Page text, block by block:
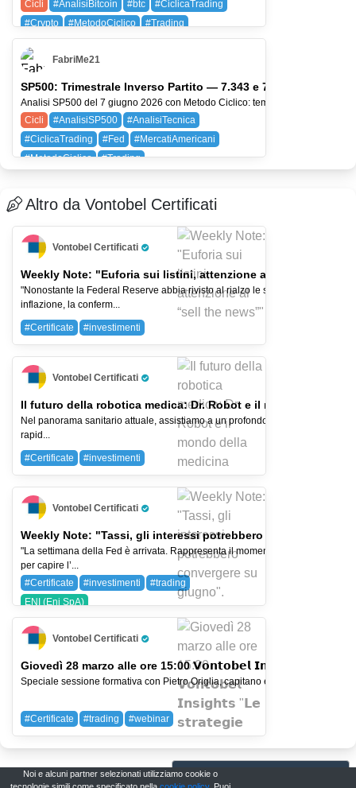
Cicli
#AnalisiBitcoin #btc
#CiclicaTrading
#Crypto
#MetodoCiclico
#Trading
AMZN (Amazon.com, Inc.)
BTC (BITCOIN)
SQ (BLOCK)
FabriMe21
SP500: Trimestrale Inverso Partito — 7.343 e 7.098 i Livelli
Analisi SP500 del 7 giugno 2026 con Metodo Ciclico: tempo, struttura,
Cicli
#AnalisiSP500
#AnalisiTecnica
#CiclicaTrading
#Fed
#MercatiAmericani
#MetodoCiclico
#Trading
SPX (SP 500)
Altro da Vontobel Certificati
Vontobel Certificati
Pro Trader
Weekly Note: "Euforia sui listini, attenzione al “sell the
"Nonostante la Federal Reserve abbia rivisto al rialzo le stime di crescita e
inflazione, la conferm...
#Certificate #investimenti
Vontobel Certificati
Pro Trader
Il futuro della robotica medica: Dr. Robot e il mondo della
Nel panorama sanitario attuale, assistiamo a un profondo cambiamento di
rapid...
#Certificate #investimenti
Vontobel Certificati
Pro Trader
Weekly Note: "Tassi, gli interessi potrebbero convergere su
"La settimana della Fed è arrivata. Rappresenta il momento cruciale atteso
per capire l’...
#Certificate
#investimenti
#trading
ENI (Eni SpA)
Vontobel Certificati
Pro Trader
Giovedì 28 marzo alle ore 15:00 𝗩𝗼𝗻𝘁𝗼𝗯𝗲𝗹 𝗜𝗻𝘀𝗶𝗴𝗵𝘁𝘀 "𝗟𝗲
Speciale sessione formativa con Pietro Origlia, capitano e presentatore di
#Certificate #trading #webinar
Lo sai che su UPNDW...
Noi e alcuni partner selezionati utilizziamo cookie o